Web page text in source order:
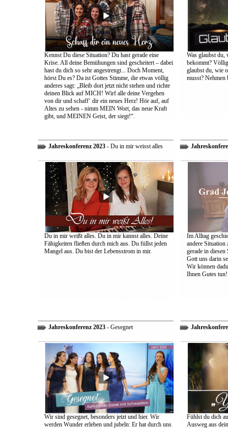
Kennst Du diese Situation? Du hast gerade eine
Krise. All deine Bemühungen sind gescheitert – dabei
hast du dich so sehr angestrengt... Doch Moment,
hörst Du es? Da ist Gottes Stimme, die etwas völlig
anderes sagt: „Bleib dort jetzt nicht stehen und richte
deinen Blick auf MICH! Wirf alle deine Vergehen
von dir und schaff‘ dir ein neues Herz! Hör auf, auf
Altes zu sehen - nimm MEIN Wort, das neue Kraft
gibt, und MEINEN Geist, der siegt!“.
Was glaubst du,
bekommt?
glaubst du, wie
musst? Nehmen
Jahreskonferenz 2023- Du in mir weisst alles
Du in mir weißt alles. Du in mir kannst alles. Deine
Fähigkeiten fließen durch mich aus. Du füllst jeden
Mangel aus. Du bist der Lebensstrom in mir.
Im Alltag
andere
gerade in
Gott uns darin
Wir können
Ihnen Gutes tun!
Jahreskonferenz 2023- Gesegnet
Wir sind gesegnet, besonders jetzt und hier. Wir
werden Wunder erleben und jubeln: Er hat durch uns
Fühlst du dich
Ausweg aus